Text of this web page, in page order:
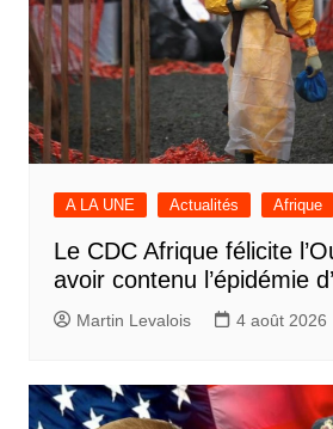
A LA UNE Actualités Afrique
Le CDC Afrique félicite
avoir contenu l’épidémie
Martin Levalois 4 août 2026